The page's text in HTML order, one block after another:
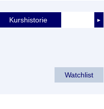
►
Kurshistorie
Watchlist